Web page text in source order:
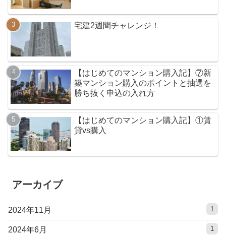
宅建2週間チャレンジ！
【はじめてのマンション購入記】⑦新
築マンション購入のポイントと抽選を
勝ち抜く申込の入れ方
【はじめてのマンション購入記】①賃
貸vs購入
アーカイブ
2024年11月 1
2024年6月 1